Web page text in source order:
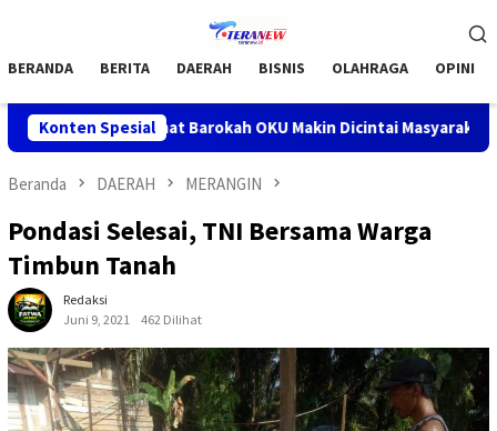
Mobile
BERANDA BERITA DAERAH BISNIS OLAHRAGA OPINI
Konten Spesial
Jumat Barokah OKU Makin Dicintai Masyarakat
Beranda DAERAH MERANGIN
Pondasi Selesai, TNI Bersama Warga
Timbun Tanah
Redaksi
Juni 9, 2021
462 Dilihat